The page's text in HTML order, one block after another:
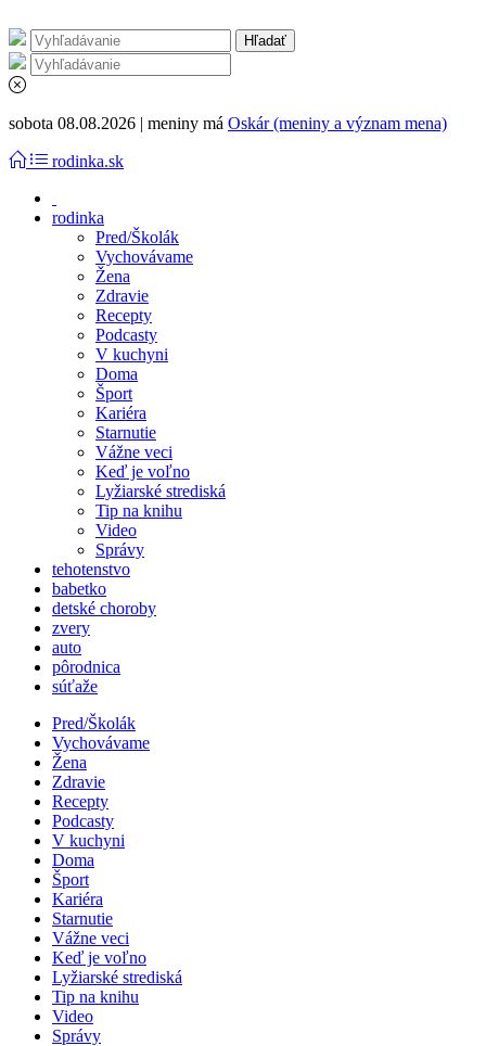
sobota 08.08.2026 | meniny má Oskár (meniny a význam mena)
rodinka.sk
rodinka
Pred/Školák
Vychovávame
Žena
Zdravie
Recepty
Podcasty
V kuchyni
Doma
Šport
Kariéra
Starnutie
Vážne veci
Keď je voľno
Lyžiarské strediská
Tip na knihu
Video
Správy
tehotenstvo
babetko
detské choroby
zvery
auto
pôrodnica
súťaže
Pred/Školák
Vychovávame
Žena
Zdravie
Recepty
Podcasty
V kuchyni
Doma
Šport
Kariéra
Starnutie
Vážne veci
Keď je voľno
Lyžiarské strediská
Tip na knihu
Video
Správy